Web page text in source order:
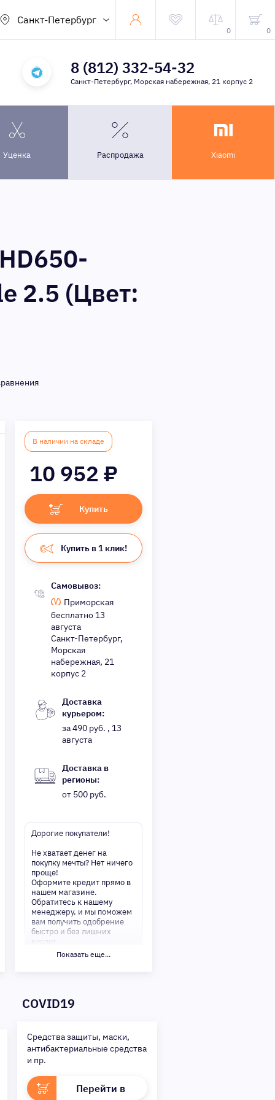
Санкт-Петербург
0 0
8 (812) 332-54-32
Санкт-Петербург, Морская набережная, 21 корпус 2
Уценка Распродажа Xiaomi
2.5 (Цвет:
В наличии на складе
10 952₽
Купить
Купить в 1 клик!
Самовывоз:
Приморская
бесплатно 13
августа
Санкт-Петербург,
Морская
набережная, 21
корпус 2
Доставка
курьером:
за 490 руб. , 13
августа
Доставка в
регионы:
от 500 руб.
Дорогие покупатели!
Не хватает денег на
покупку мечты? Нет ничего
проще!
Оформите кредит прямо в
нашем магазине.
Обратитесь к нашему
менеджеру, и мы поможем
вам получить одобрение
быстро и без лишних
хлопот.
только паспорт
-Удобные сроки и низкие
Не откладывайте свои
желания на потом!
Получите то, что нужно,
удобство — наш приоритет!
✨
Показать еще...
COVID19
Средства защиты, маски,
антибактериальные средства
и пр.
Перейти в